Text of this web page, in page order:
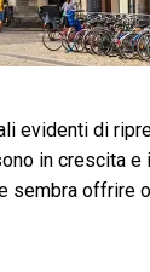
evidenti di
in crescita e
sembra offrire